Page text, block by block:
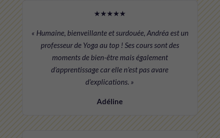
★★★★★
« Humaine, bienveillante et surdouée, Andréa est un
professeur de Yoga au top ! Ses cours sont des
moments de bien-être mais également
d’apprentissage car elle n’est pas avare
d’explications. »
Adéline